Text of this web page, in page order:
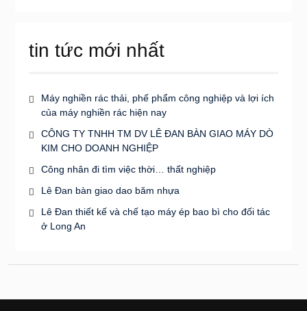
tin tức mới nhất
Máy nghiền rác thải, phế phẩm công nghiệp và lợi ích
của máy nghiền rác hiện nay
CÔNG TY TNHH TM DV LÊ ĐAN BÀN GIAO MÁY DÒ
KIM CHO DOANH NGHIỆP
Công nhân đi tìm việc thời… thất nghiệp
Lê Đan bàn giao dao băm nhựa
Lê Đan thiết kế và chế tạo máy ép bao bì cho đối tác
ở Long An